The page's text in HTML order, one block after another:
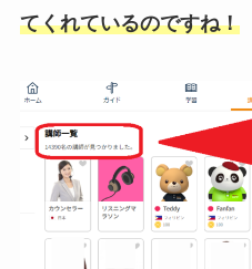
てくれているのですね！